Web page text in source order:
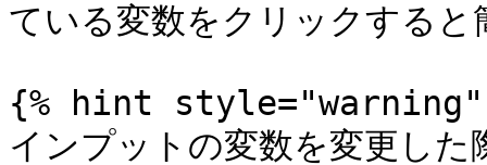
ている変数をクリックする
{% hint style="warning"
インプットの変数を変更し